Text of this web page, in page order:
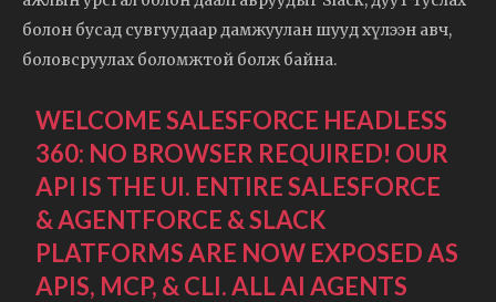
болон бусад сувгуудаар дамжуулан шууд хүлээн авч,
боловсруулах боломжтой болж байна.
WELCOME SALESFORCE HEADLESS
360: NO BROWSER REQUIRED! OUR
API IS THE UI. ENTIRE SALESFORCE
& AGENTFORCE & SLACK
PLATFORMS ARE NOW EXPOSED AS
APIS, MCP, & CLI. ALL AI AGENTS